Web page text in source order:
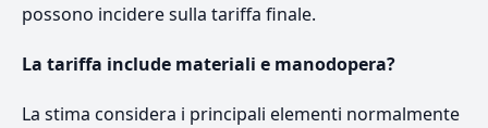
possono incidere sulla tariffa finale.
La tariffa include materiali e manodopera?
La stima considera i principali elementi normalmente